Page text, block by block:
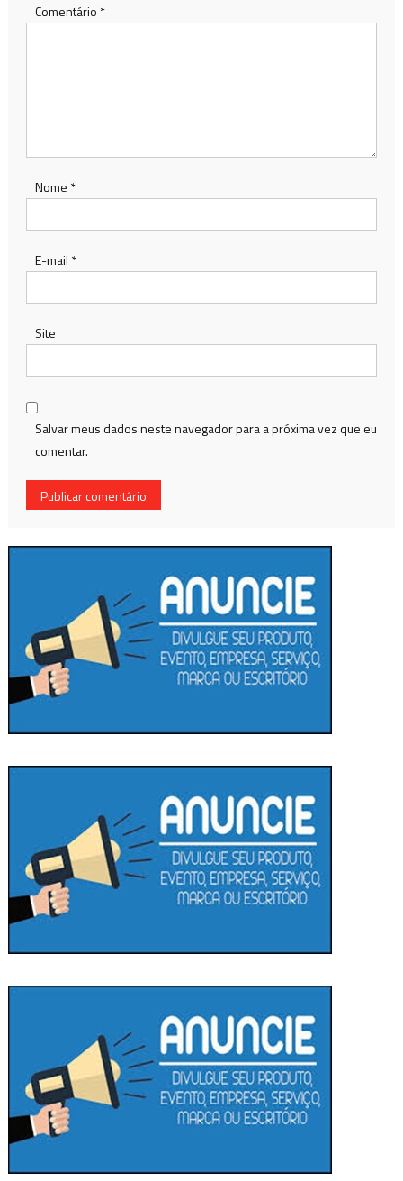
Comentário *
Nome *
E-mail *
Site
Salvar meus dados neste navegador para a próxima vez que eu
comentar.